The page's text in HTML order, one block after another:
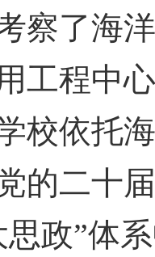
察了海
工程中
校依托
的二十
政”体